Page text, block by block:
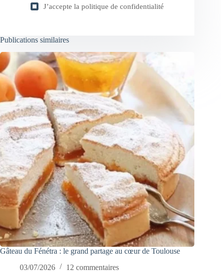
J’accepte la politique de confidentialité
Publications similaires
Gâteau du Fénétra : le grand partage au cœur de Toulouse
03/07/2026
12 commentaires